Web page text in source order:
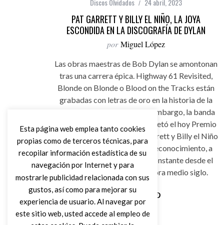
Discos Olvidados 24 abril, 2023
PAT GARRETT Y BILLY EL NIÑO, LA JOYA
ESCONDIDA EN LA DISCOGRAFÍA DE DYLAN
por Miguel López
Las obras maestras de Bob Dylan se amontonan
tras una carrera épica. Highway 61 Revisited,
Blonde on Blonde o Blood on the Tracks están
grabadas con letras de oro en la historia de la
música contemporánea. Sin embargo, la banda
sonora que compuso e interpretó el hoy Premio
Nobel para la película Pat Garrett y Billy el Niño
no ha gozado de suficiente reconocimiento, a
pesar de su revalorización constante desde el
estreno del álbum, hace ahora medio siglo.
Leer Más
Esta página web emplea tanto cookies
propias como de terceros técnicas, para
recopilar información estadística de su
navegación por Internet y para
mostrarle publicidad relacionada con sus
gustos, así como para mejorar su
experiencia de usuario. Al navegar por
este sitio web, usted accede al empleo de